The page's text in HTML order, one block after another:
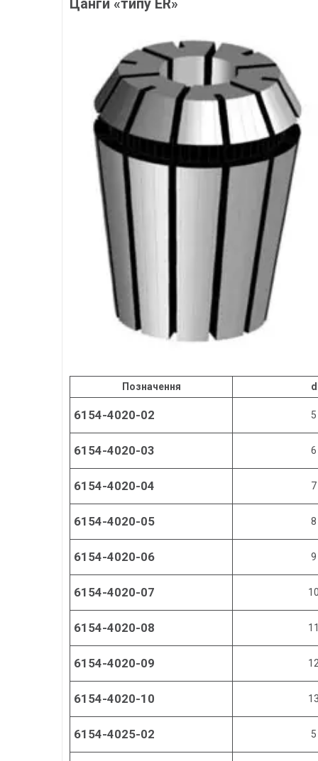
Цанги «типу ER»
Позначення d
6154-4020-02 5
6154-4020-03 6
6154-4020-04 7
6154-4020-05 8
6154-4020-06 9
6154-4020-07 10
6154-4020-08 11
6154-4020-09 12
6154-4020-10 13
6154-4025-02 5